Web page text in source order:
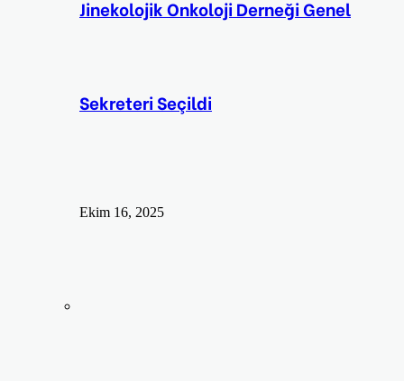
Jinekolojik Onkoloji Derneği Genel
Sekreteri Seçildi
Ekim 16, 2025